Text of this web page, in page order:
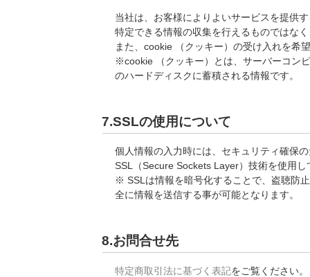
当社は、お客様によりよいサービスを提供
特定できる情報の収集を行えるものではな
また、cookie （クッキー）の受け入れを希
※cookie （クッキー）とは、サーバーコン
のハードディスクに蓄積される情報です。
7.SSLの使用について
個人情報の入力時には、セキュリティ確保
SSL（Secure Sockets Layer）技術を使用し
※ SSLは情報を暗号化することで、盗聴防
全に情報を送信する事が可能となります。
8.お問合せ先
特定商取引法に基づく表記をご覧ください。